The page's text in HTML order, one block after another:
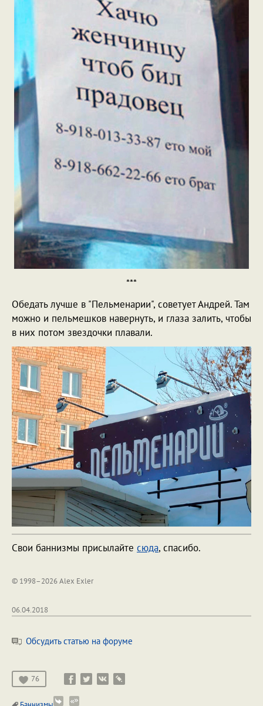
***
Обедать лучше в "Пельменарии", советует Андрей. Там
можно и пельмешков навернуть, и глаза залить, чтобы
в них потом звездочки плавали.
Свои баннизмы присылайте сюда, спасибо.
© 1998–2026 Alex Exler
06.04.2018
Обсудить статью на форуме
76